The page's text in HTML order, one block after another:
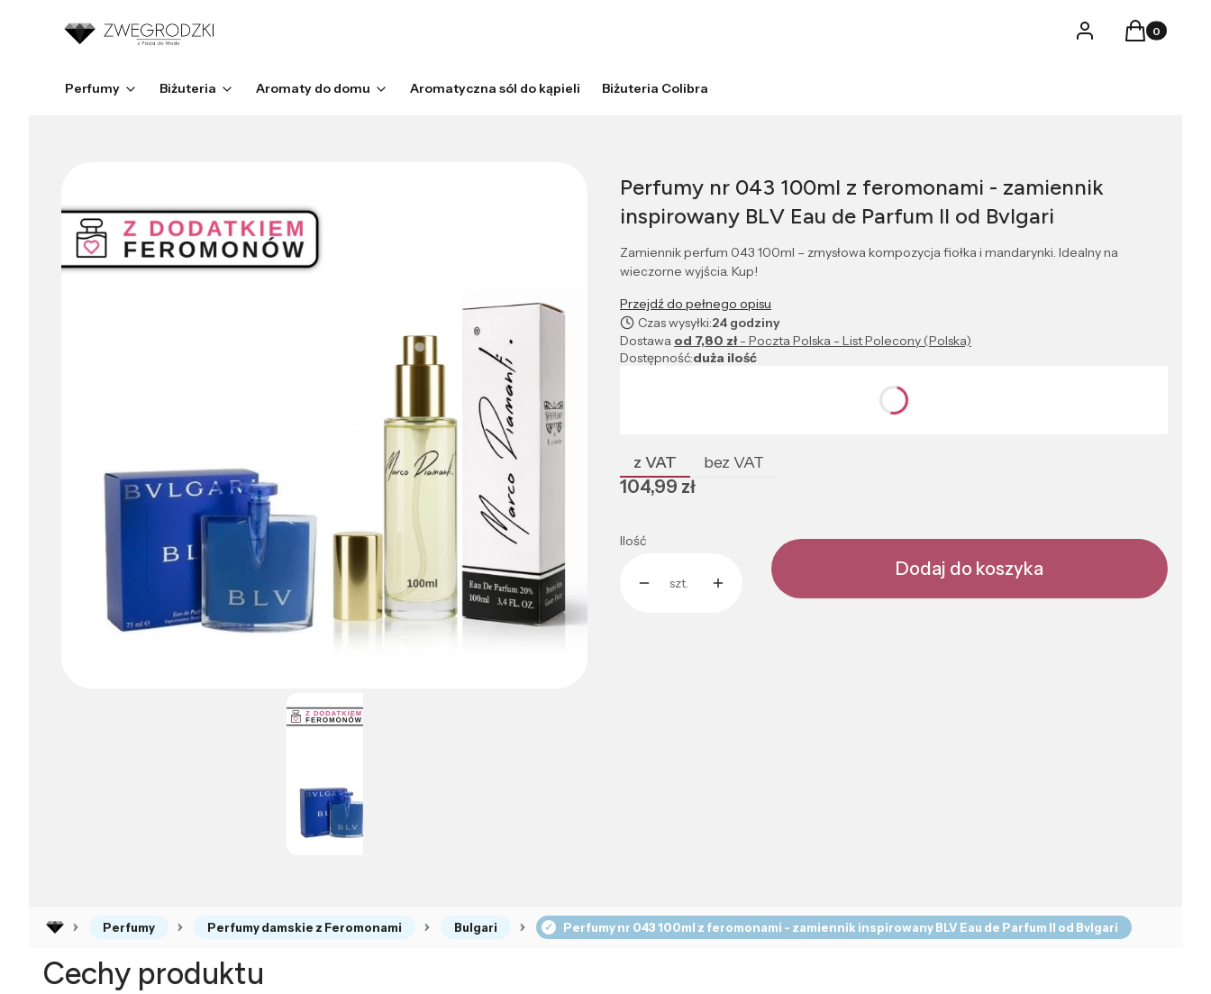
LogowanieProdukty w
Koszyk
Perfumy Biżuteria Aromaty do domu Aromatyczna sól do kąpieli Biżuteria Colibra
Perfumy nr 043 100ml z feromonami - zamiennik
inspirowany BLV Eau de Parfum II od Bvlgari
Zamiennik perfum 043 100ml – zmysłowa kompozycja fiołka i mandarynki. Idealny na
wieczorne wyjścia. Kup!
Przejdź do pełnego opisu
Czas wysyłki:24 godziny
Dostawa od 7,80 zł- Poczta Polska - List Polecony (Polska)
Dostępność:duża ilość
z VAT bez VAT
Cena
104,99 zł
Ilość
szt.
Dodaj do koszyka
Perfumy Perfumy damskie z Feromonami Bulgari Perfumy nr 043 100ml z feromonami - zamiennik inspirowany BLV Eau de Parfum II od Bvlgari
Cechy produktu